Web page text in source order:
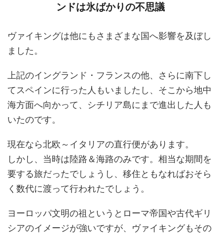
ンドは氷ばかりの不思議
ヴァイキングは他にもさまざまな国へ影響を及ぼし
ました。
上記のイングランド・フランスの他、さらに南下し
てスペインに行った人もいましたし、そこから地中
海方面へ向かって、シチリア島にまで進出した人も
いたのです。
現在なら北欧～イタリアの直行便があります。
しかし、当時は陸路＆海路のみです。相当な期間を
要する旅だったでしょうし、移住ともなればおそら
く数代に渡って行われたでしょう。
ヨーロッパ文明の祖というとローマ帝国や古代ギリ
シアのイメージが強いですが、ヴァイキングもその